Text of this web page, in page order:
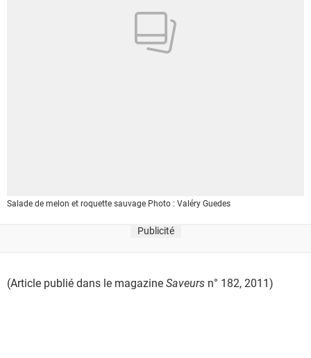
Salade de melon et roquette sauvage Photo : Valéry Guedes
Publicité
(Article publié dans le magazineSaveurs n° 182, 2011)